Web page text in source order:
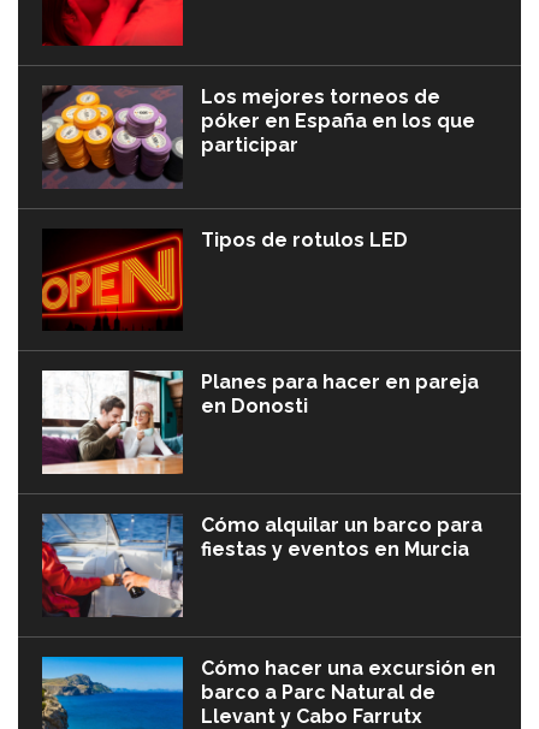
Los mejores torneos de
póker en España en los que
participar
Tipos de rotulos LED
Planes para hacer en pareja
en Donosti
Cómo alquilar un barco para
fiestas y eventos en Murcia
Cómo hacer una excursión en
barco a Parc Natural de
Llevant y Cabo Farrutx